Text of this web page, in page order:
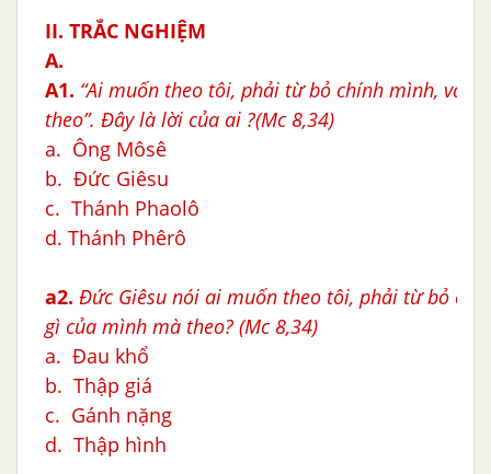
II. TRẮC NGHIỆM
A.
A1. “Ai muốn theo tôi, phải từ bỏ chính mình, vác
theo”. Đây là lời của ai ?(Mc 8,34)
a. Ông Môsê
b. Đức Giêsu
c. Thánh Phaolô
d. Thánh Phêrô
a2. Đức Giêsu nói ai muốn theo tôi, phải từ bỏ
gì của mình mà theo? (Mc 8,34)
a. Đau khổ
b. Thập giá
c. Gánh nặng
d. Thập hình